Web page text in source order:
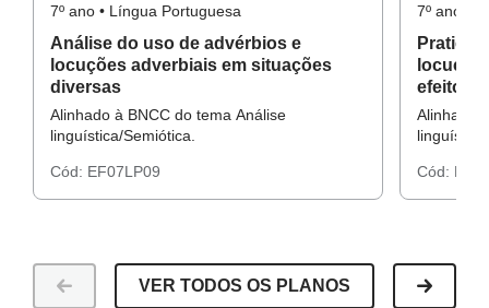
7º ano • Língua Portuguesa
Análise do uso de advérbios e
locuções adverbiais em situações
diversas
Alinhado à BNCC do tema Análise
linguística/Semiótica.
Cód: EF07LP09
7º ano •
efeito
Alinhado
Cód:
VER TODOS OS PLANOS